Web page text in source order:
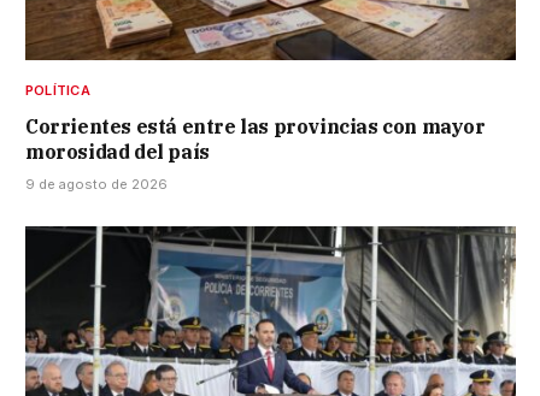
POLÍTICA
Corrientes está entre las provincias con mayor
morosidad del país
9 de agosto de 2026